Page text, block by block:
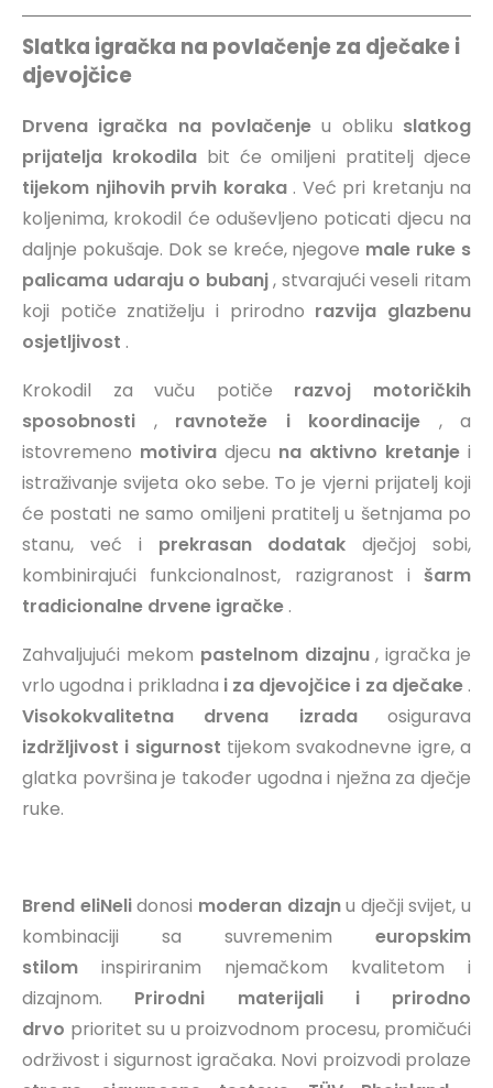
Slatka igračka na povlačenje za dječake i
djevojčice
Drvena igračka na povlačenje u obliku slatkog
prijatelja krokodilabit će omiljeni pratitelj djece
tijekom njihovih prvih koraka. Već pri kretanju na
koljenima, krokodil će oduševljeno poticati djecu na
daljnje pokušaje. Dok se kreće, njegove male ruke s
palicama udaraju o bubanj, stvarajući veseli ritam
koji potiče znatiželju i prirodno razvija glazbenu
osjetljivost .
Krokodil za vuču potiče razvoj motoričkih
sposobnosti , ravnoteže i koordinacije , a
istovremeno motivira djecu na aktivno kretanje i
istraživanje svijeta oko sebe. To je vjerni prijatelj koji
će postati ne samo omiljeni pratitelj u šetnjama po
stanu, već i prekrasan dodatak dječjoj sobi,
kombinirajući funkcionalnost, razigranost i šarm
tradicionalne drvene igračke .
Zahvaljujući mekom pastelnom dizajnu, igračka je
vrlo ugodna i prikladna i za djevojčice i za dječake.
Visokokvalitetna drvena izradaosigurava
izdržljivost i sigurnost tijekom svakodnevne igre, a
glatka površina je također ugodna i nježna za dječje
ruke.
Brend eliNelidonosi moderan dizajnu dječji svijet, u
kombinaciji sa suvremenim europskim
stilom inspiriranim njemačkom kvalitetom i
dizajnom. Prirodni materijali i prirodno
drvo prioritet su u proizvodnom procesu, promičući
održivost i sigurnost igračaka. Novi proizvodi prolaze